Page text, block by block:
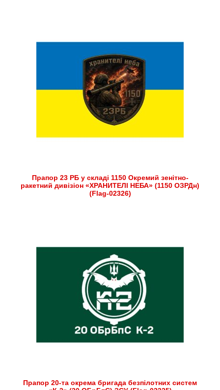
Прапор 23 РБ у складі 1150 Окремий зенітно-
ракетний дивізіон «ХРАНИТЕЛІ НЕБА» (1150 ОЗРДн)
(Flag-02326)
Прапор 20-та окрема бригада безпілотних систем